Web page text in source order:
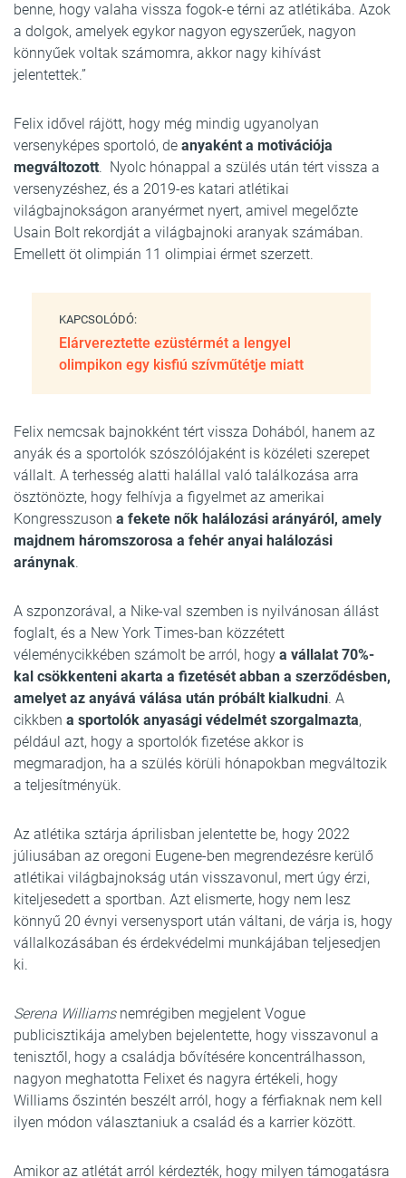
benne, hogy valaha vissza fogok-e térni az atlétikába. Azok
a dolgok, amelyek egykor nagyon egyszerűek, nagyon
könnyűek voltak számomra, akkor nagy kihívást
jelentettek.”
Felix idővel rájött, hogy még mindig ugyanolyan
versenyképes sportoló, de anyaként a motivációja
megváltozott. Nyolc hónappal a szülés után tért vissza a
versenyzéshez, és a 2019-es katari atlétikai
világbajnokságon aranyérmet nyert, amivel megelőzte
Usain Bolt rekordját a világbajnoki aranyak számában.
Emellett öt olimpián 11 olimpiai érmet szerzett.
KAPCSOLÓDÓ:
Elárvereztette ezüstérmét a lengyel
olimpikon egy kisfiú szívműtétje miatt
Felix nemcsak bajnokként tért vissza Dohából, hanem az
anyák és a sportolók szószólójaként is közéleti szerepet
vállalt. A terhesség alatti halállal való találkozása arra
ösztönözte, hogy felhívja a figyelmet az amerikai
Kongresszuson a fekete nők halálozási arányáról, amely
majdnem háromszorosa a fehér anyai halálozási
aránynak.
A szponzorával, a Nike-val szemben is nyilvánosan állást
foglalt, és a New York Times-ban közzétett
véleménycikkében számolt be arról, hogy a vállalat 70%-
kal csökkenteni akarta a fizetését abban a szerződésben,
amelyet az anyává válása után próbált kialkudni. A
cikkben a sportolók anyasági védelmét szorgalmazta,
például azt, hogy a sportolók fizetése akkor is
megmaradjon, ha a szülés körüli hónapokban megváltozik
a teljesítményük.
Az atlétika sztárja áprilisban jelentette be, hogy 2022
júliusában az oregoni Eugene-ben megrendezésre kerülő
atlétikai világbajnokság után visszavonul, mert úgy érzi,
kiteljesedett a sportban. Azt elismerte, hogy nem lesz
könnyű 20 évnyi versenysport után váltani, de várja is, hogy
vállalkozásában és érdekvédelmi munkájában teljesedjen
ki.
Serena Williamsnemrégiben megjelent Vogue
publicisztikája amelyben bejelentette, hogy visszavonul a
tenisztől, hogy a családja bővítésére koncentrálhasson,
nagyon meghatotta Felixet és nagyra értékeli, hogy
Williams őszintén beszélt arról, hogy a férfiaknak nem kell
ilyen módon választaniuk a család és a karrier között.
Amikor az atlétát arról kérdezték, hogy milyen támogatásra